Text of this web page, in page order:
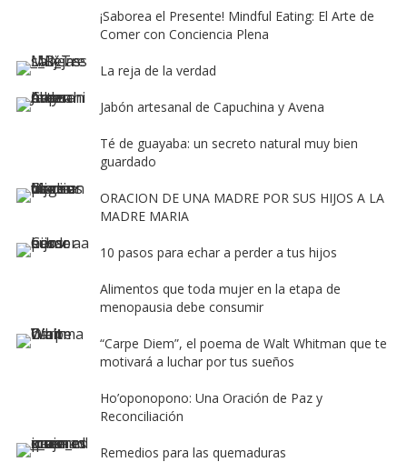
¡Saborea el Presente! Mindful Eating: El Arte de
Comer con Conciencia Plena
La reja de la verdad
Jabón artesanal de Capuchina y Avena
Té de guayaba: un secreto natural muy bien
guardado
ORACION DE UNA MADRE POR SUS HIJOS A LA
MADRE MARIA
10 pasos para echar a perder a tus hijos
Alimentos que toda mujer en la etapa de
menopausia debe consumir
“Carpe Diem”, el poema de Walt Whitman que te
motivará a luchar por tus sueños
Ho’oponopono: Una Oración de Paz y
Reconciliación
Remedios para las quemaduras